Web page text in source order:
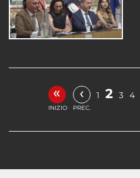
«
INIZIO
‹
PREC.
1 2 3 4